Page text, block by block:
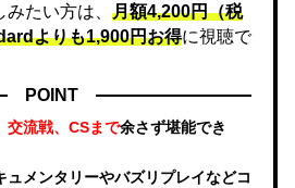
たい方は、 月額4,200円（税
よりも1,900円お得に視聴で
POINT
交流戦、CSまで余さず堪能でき
メンタリーやバズリプレイなどコ